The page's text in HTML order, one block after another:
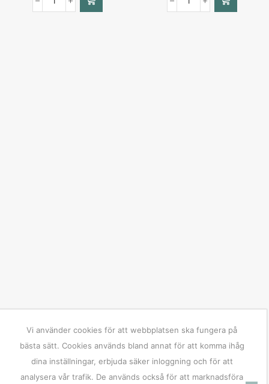
Vi använder cookies för att webbplatsen ska fungera på
bästa sätt. Cookies används bland annat för att komma ihåg
dina inställningar, erbjuda säker inloggning och för att
analysera vår trafik. De används också för att marknadsföra